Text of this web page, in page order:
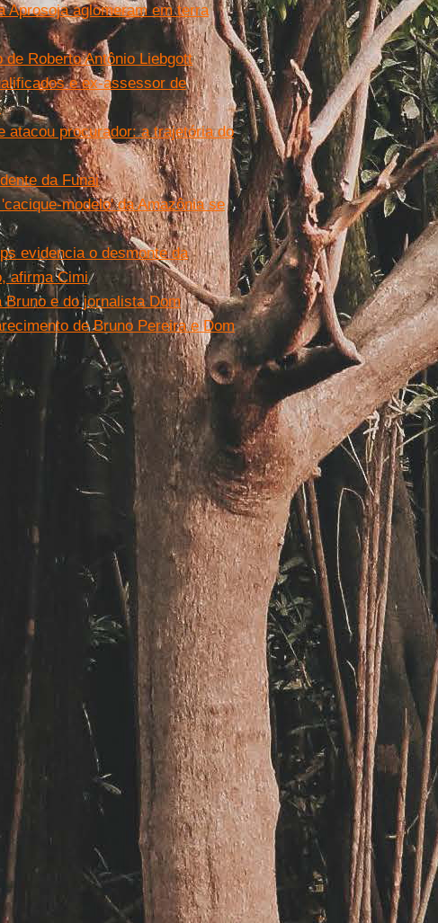
Aprosoja aglomeram em terra
Roberto Antônio Liebgott
e ex-assessor de
atacou procurador: a trajetória do
da Funai
modelo' da Amazônia se
evidencia o desmonte da
afirma Cimi
e do jornalista Dom
de Bruno Pereira e Dom